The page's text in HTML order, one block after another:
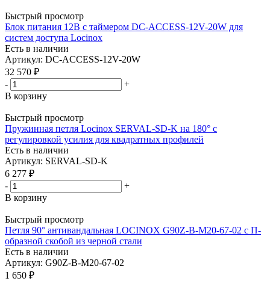
Быстрый просмотр
Блок питания 12В с таймером DC-ACCESS-12V-20W для
систем доступа Locinox
Есть в наличии
Артикул: DC-ACCESS-12V-20W
32 570 ₽
-
+
В корзину
Быстрый просмотр
Пружинная петля Locinox SERVAL-SD-K на 180° с
регулировкой усилия для квадратных профилей
Есть в наличии
Артикул: SERVAL-SD-K
6 277 ₽
-
+
В корзину
Быстрый просмотр
Петля 90° антивандальная LOCINOX G90Z-B-M20-67-02 с П-
образной скобой из черной стали
Есть в наличии
Артикул: G90Z-B-M20-67-02
1 650 ₽